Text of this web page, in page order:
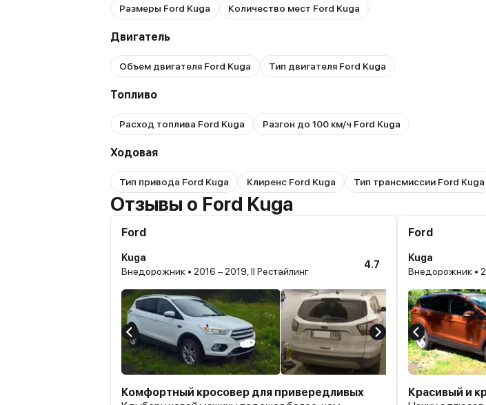
Размеры Ford Kuga Количество мест Ford Kuga
Двигатель
Объем двигателя Ford Kuga Тип двигателя Ford Kuga
Топливо
Расход топлива Ford Kuga Разгон до 100 км/ч Ford Kuga
Ходовая
Тип привода Ford Kuga Клиренс Ford Kuga Тип трансмиссии Ford Kuga
Отзывы о Ford Kuga
Ford
Kuga
Внедорожник • 2016 – 2019, II Рестайлинг
4.7
Комфортный кросовер для привередливых
Ford
Kuga
Внедорожник •
Красивый и